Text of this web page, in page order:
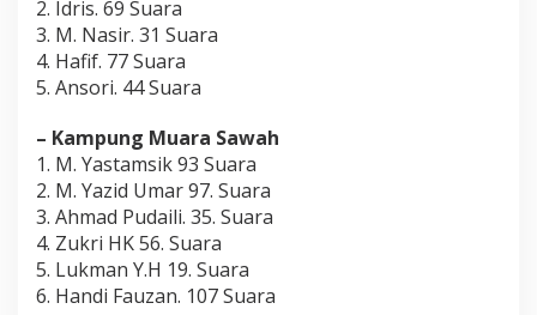
2. Idris. 69 Suara
3. M. Nasir. 31 Suara
4. Hafif. 77 Suara
5. Ansori. 44 Suara
– Kampung Muara Sawah
1. M. Yastamsik 93 Suara
2. M. Yazid Umar 97. Suara
3. Ahmad Pudaili. 35. Suara
4. Zukri HK 56. Suara
5. Lukman Y.H 19. Suara
6. Handi Fauzan. 107 Suara